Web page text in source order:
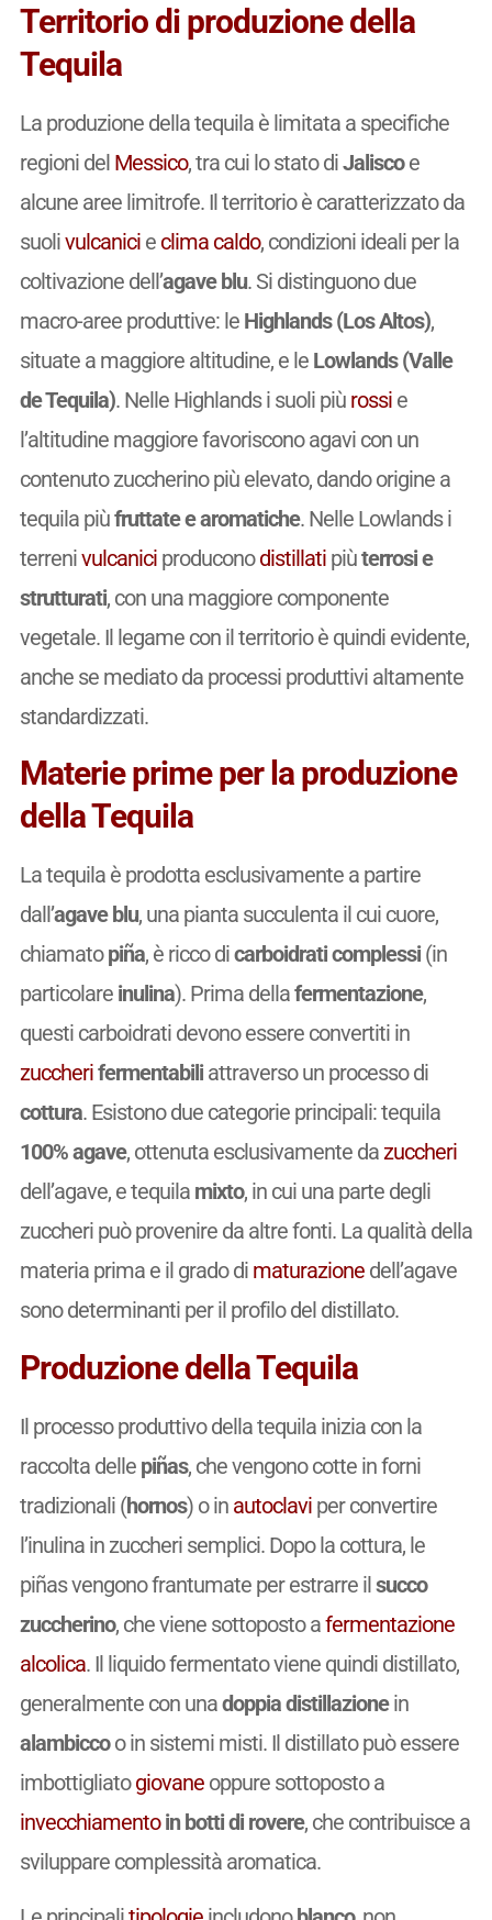
Territorio di produzione della
Tequila
La produzione della tequila è limitata a specifiche
regioni del Messico, tra cui lo stato diJaliscoe
alcune aree limitrofe. Il territorio è caratterizzato da
suolivulcanicie clima caldo, condizioni ideali per la
coltivazione dell’agave blu. Si distinguono due
macro-aree produttive: le Highlands (Los Altos),
situate a maggiore altitudine, e le Lowlands (Valle
de Tequila). Nelle Highlands i suoli più rossie
l’altitudine maggiore favoriscono agavi con un
contenuto zuccherino più elevato, dando origine a
tequila piùfruttate e aromatiche. Nelle Lowlands i
terrenivulcaniciproduconodistillatipiùterrosi e
strutturati, con una maggiore componente
vegetale. Il legame con il territorio è quindi evidente,
anche se mediato da processi produttivi altamente
standardizzati.
Materie prime per la produzione
della Tequila
La tequila è prodotta esclusivamente a partire
dall’agave blu, una pianta succulenta il cui cuore,
chiamatopiña, è ricco dicarboidrati complessi(in
particolare inulina). Prima dellafermentazione,
questi carboidrati devono essere convertiti in
zuccherifermentabiliattraverso un processo di
cottura. Esistono due categorie principali: tequila
100% agave, ottenuta esclusivamente dazuccheri
dell’agave, e tequila mixto, in cui una parte degli
zuccheri può provenire da altre fonti. La qualità della
materia prima e il grado di maturazionedell’agave
sono determinanti per il profilo del distillato.
Produzione della Tequila
Il processo produttivo della tequila inizia con la
raccolta delle piñas, che vengono cotte in forni
tradizionali (hornos) o in autoclaviper convertire
l’inulina in zuccheri semplici. Dopo la cottura, le
piñas vengono frantumate per estrarre ilsucco
zuccherino, che viene sottoposto afermentazione
alcolica. Il liquido fermentato viene quindi distillato,
generalmente con unadoppia distillazionein
alambiccoo in sistemi misti. Il distillato può essere
imbottigliatogiovaneoppure sottoposto a
invecchiamentoin botti di rovere, che contribuisce a
sviluppare complessità aromatica.